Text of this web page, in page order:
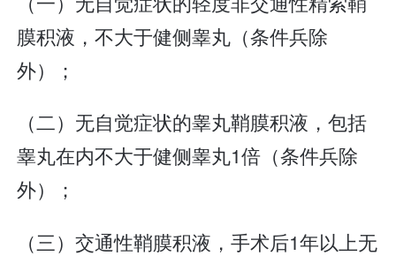
膜积液，不大于健侧睾丸（条件兵除
外）；
（二）无自觉症状的睾丸鞘膜积液，包括
睾丸在内不大于健侧睾丸1倍（条件兵除
外）；
（三）交通性鞘膜积液，手术后1年以上无